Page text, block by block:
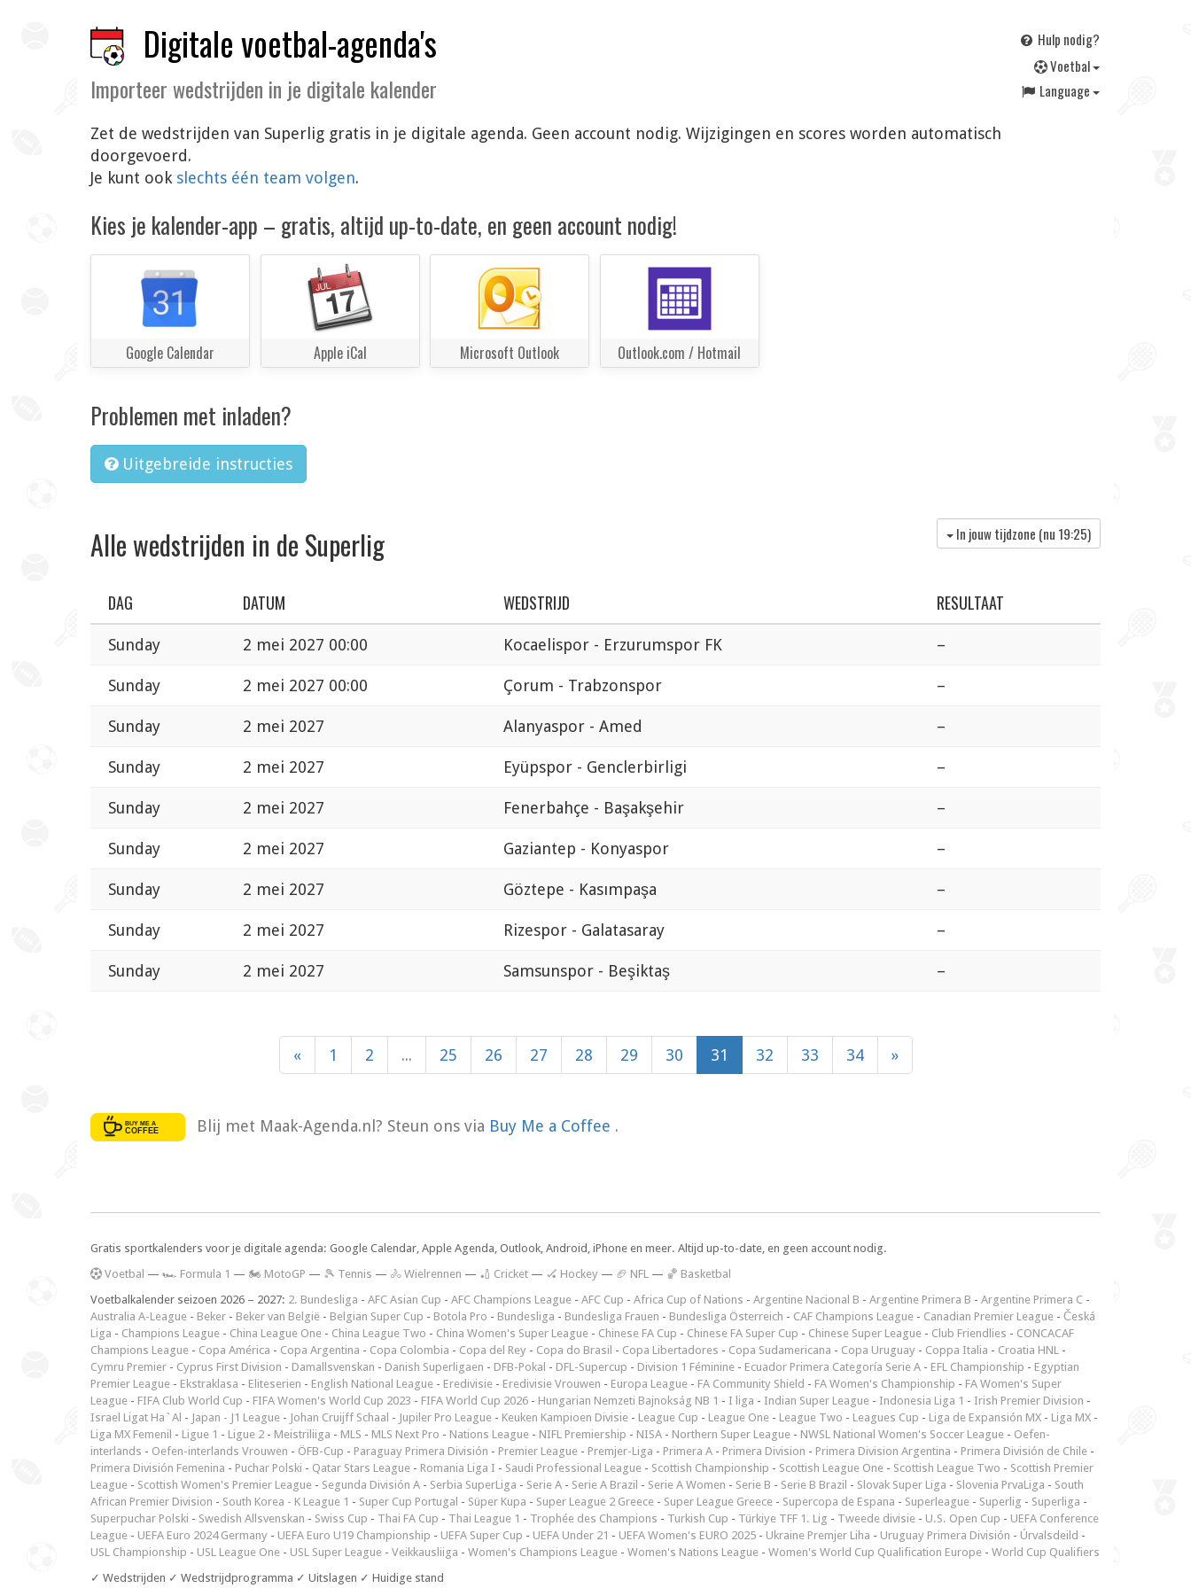
Digitale voetbal-agenda's
Importeer wedstrijden in je digitale kalender
Hulp nodig?
Voetbal
Language
Zet de wedstrijden van Superlig gratis in je digitale agenda. Geen account nodig. Wijzigingen en scores worden automatisch
doorgevoerd.
Je kunt ook slechts één team volgen.
Kies je kalender-app – gratis, altijd up-to-date, en geen account nodig!
Google Calendar Apple iCal Microsoft Outlook Outlook.com / Hotmail
Problemen met inladen?
Uitgebreide instructies
Alle wedstrijden in de Superlig In jouw tijdzone (nu 19:25)
DAG DATUM WEDSTRIJD RESULTAAT
Sunday 2 mei 2027 00:00 Kocaelispor - Erzurumspor FK –
Sunday 2 mei 2027 00:00 Çorum - Trabzonspor –
Sunday 2 mei 2027 Alanyaspor - Amed –
Sunday 2 mei 2027 Eyüpspor - Genclerbirligi –
Sunday 2 mei 2027 Fenerbahçe - Başakşehir –
Sunday 2 mei 2027 Gaziantep - Konyaspor –
Sunday 2 mei 2027 Göztepe - Kasımpaşa –
Sunday 2 mei 2027 Rizespor - Galatasaray –
Sunday 2 mei 2027 Samsunspor - Beşiktaş –
« 1 2 ... 25 26 27 28 29 30 31 32 33 34 »
Blij met Maak-Agenda.nl? Steun ons via Buy Me a Coffee .
Gratis sportkalenders voor je digitale agenda: Google Calendar, Apple Agenda, Outlook, Android, iPhone en meer. Altijd up-to-date, en geen account nodig.
Voetbal — 🏎️ Formula 1 — 🏍 MotoGP — 🎾 Tennis — 🚴 Wielrennen — 🏏 Cricket — 🏑 Hockey — 🏈 NFL — 🏀 Basketbal
Voetbalkalender seizoen 2026 – 2027: 2. Bundesliga - AFC Asian Cup - AFC Champions League - AFC Cup - Africa Cup of Nations - Argentine Nacional B - Argentine Primera B - Argentine Primera C -
Australia A-League - Beker - Beker van België - Belgian Super Cup - Botola Pro - Bundesliga - Bundesliga Frauen - Bundesliga Österreich - CAF Champions League - Canadian Premier League - Česká
Liga - Champions League - China League One - China League Two - China Women's Super League - Chinese FA Cup - Chinese FA Super Cup - Chinese Super League - Club Friendlies - CONCACAF
Champions League - Copa América - Copa Argentina - Copa Colombia - Copa del Rey - Copa do Brasil - Copa Libertadores - Copa Sudamericana - Copa Uruguay - Coppa Italia - Croatia HNL -
Cymru Premier - Cyprus First Division - Damallsvenskan - Danish Superligaen - DFB-Pokal - DFL-Supercup - Division 1 Féminine - Ecuador Primera Categoría Serie A - EFL Championship - Egyptian
Premier League - Ekstraklasa - Eliteserien - English National League - Eredivisie - Eredivisie Vrouwen - Europa League - FA Community Shield - FA Women's Championship - FA Women's Super
League - FIFA Club World Cup - FIFA Women's World Cup 2023 - FIFA World Cup 2026 - Hungarian Nemzeti Bajnokság NB 1 - I liga - Indian Super League - Indonesia Liga 1 - Irish Premier Division -
Israel Ligat Ha`Al - Japan - J1 League - Johan Cruijff Schaal - Jupiler Pro League - Keuken Kampioen Divisie - League Cup - League One - League Two - Leagues Cup - Liga de Expansión MX - Liga MX -
Liga MX Femenil - Ligue 1 - Ligue 2 - Meistriliiga - MLS - MLS Next Pro - Nations League - NIFL Premiership - NISA - Northern Super League - NWSL National Women's Soccer League - Oefen-
interlands - Oefen-interlands Vrouwen - ÖFB-Cup - Paraguay Primera División - Premier League - Premjer-Liga - Primera A - Primera Division - Primera Division Argentina - Primera División de Chile -
Primera División Femenina - Puchar Polski - Qatar Stars League - Romania Liga I - Saudi Professional League - Scottish Championship - Scottish League One - Scottish League Two - Scottish Premier
League - Scottish Women's Premier League - Segunda División A - Serbia SuperLiga - Serie A - Serie A Brazil - Serie A Women - Serie B - Serie B Brazil - Slovak Super Liga - Slovenia PrvaLiga - South
African Premier Division - South Korea - K League 1 - Super Cup Portugal - Süper Kupa - Super League 2 Greece - Super League Greece - Supercopa de Espana - Superleague - Superlig - Superliga -
Superpuchar Polski - Swedish Allsvenskan - Swiss Cup - Thai FA Cup - Thai League 1 - Trophée des Champions - Turkish Cup - Türkiye TFF 1. Lig - Tweede divisie - U.S. Open Cup - UEFA Conference
League - UEFA Euro 2024 Germany - UEFA Euro U19 Championship - UEFA Super Cup - UEFA Under 21 - UEFA Women's EURO 2025 - Ukraine Premjer Liha - Uruguay Primera División - Úrvalsdeild -
USL Championship - USL League One - USL Super League - Veikkausliiga - Women's Champions League - Women's Nations League - Women's World Cup Qualification Europe - World Cup Qualifiers
✓ Wedstrijden ✓ Wedstrijdprogramma ✓ Uitslagen ✓ Huidige stand